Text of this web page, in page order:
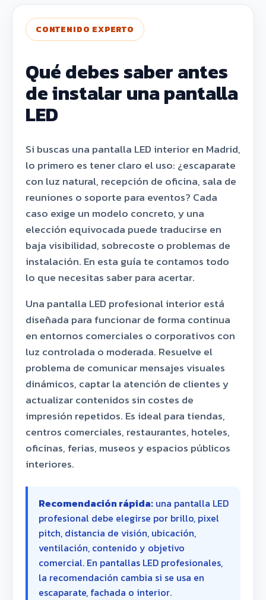
CONTENIDO EXPERTO
Qué debes saber antes
de instalar una pantalla
LED
Si buscas una pantalla LED interior en Madrid,
lo primero es tener claro el uso: ¿escaparate
con luz natural, recepción de oficina, sala de
reuniones o soporte para eventos? Cada
caso exige un modelo concreto, y una
elección equivocada puede traducirse en
baja visibilidad, sobrecoste o problemas de
instalación. En esta guía te contamos todo
lo que necesitas saber para acertar.
Una pantalla LED profesional interior está
diseñada para funcionar de forma continua
en entornos comerciales o corporativos con
luz controlada o moderada. Resuelve el
problema de comunicar mensajes visuales
dinámicos, captar la atención de clientes y
actualizar contenidos sin costes de
impresión repetidos. Es ideal para tiendas,
centros comerciales, restaurantes, hoteles,
oficinas, ferias, museos y espacios públicos
interiores.
Recomendación rápida: una pantalla LED
profesional debe elegirse por brillo, pixel
pitch, distancia de visión, ubicación,
ventilación, contenido y objetivo
comercial. En pantallas LED profesionales,
la recomendación cambia si se usa en
escaparate, fachada o interior.